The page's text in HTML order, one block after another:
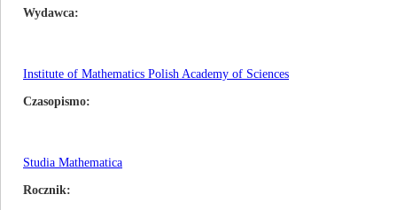
Wydawca
Institute of Mathematics Polish Academy of Sciences
Czasopismo
Studia Mathematica
Rocznik